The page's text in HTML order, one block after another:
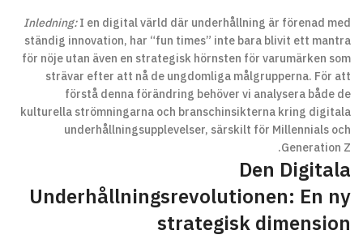
Inledning:I en digital värld där underhållning är förenad med
ständig innovation, har “fun times” inte bara blivit ett mantra
för nöje utan även en strategisk hörnsten för varumärken som
strävar efter att nå de ungdomliga målgrupperna. För att
förstå denna förändring behöver vi analysera både de
kulturella strömningarna och branschinsikterna kring digitala
underhållningsupplevelser, särskilt för Millennials och
Generation Z.
Den Digitala
Underhållningsrevolutionen: En ny
strategisk dimension